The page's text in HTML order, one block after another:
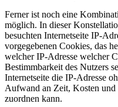
Ferner ist noch eine
möglich. In dieser
besuchten Internetseite IP-
vorgegebenen Cookies, das
welcher IP-Adresse welcher
Bestimmbarkeit des Nutzers
Internetseite die IP-Adresse
Aufwand an Zeit, Kosten und
zuordnen kann.